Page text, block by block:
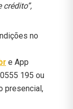
no
e App
195 ou
presencial,